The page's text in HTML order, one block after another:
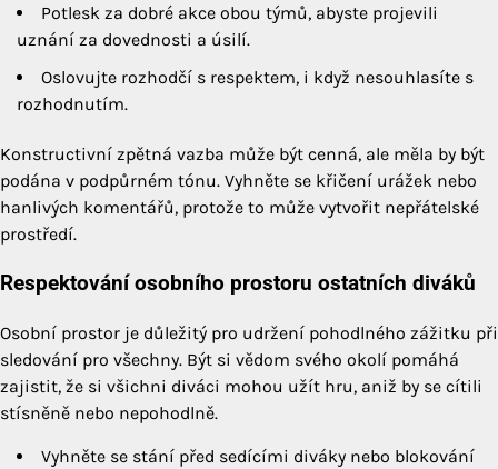
Potlesk za dobré akce obou týmů, abyste projevili
uznání za dovednosti a úsilí.
Oslovujte rozhodčí s respektem, i když nesouhlasíte s
rozhodnutím.
Konstructivní zpětná vazba může být cenná, ale měla by být
podána v podpůrném tónu. Vyhněte se křičení urážek nebo
hanlivých komentářů, protože to může vytvořit nepřátelské
prostředí.
Respektování osobního prostoru ostatních diváků
Osobní prostor je důležitý pro udržení pohodlného zážitku při
sledování pro všechny. Být si vědom svého okolí pomáhá
zajistit, že si všichni diváci mohou užít hru, aniž by se cítili
stísněně nebo nepohodlně.
Vyhněte se stání před sedícími diváky nebo blokování